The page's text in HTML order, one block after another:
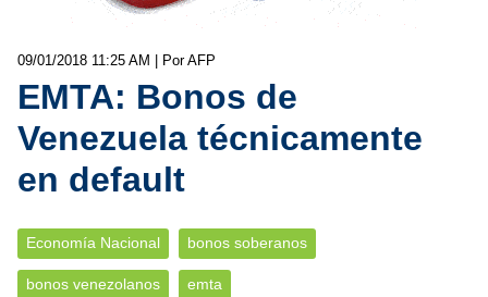
09/01/2018 11:25 AM | Por AFP
EMTA: Bonos de
Venezuela técnicamente
en default
Economía Nacional bonos soberanos
bonos venezolanos emta